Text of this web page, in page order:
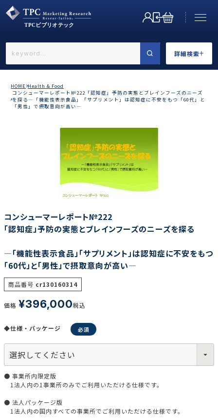
詳細検索
←戻る
調査の種類で選ぶ
リセット
HOME Health & Food
コンシューマーレポート№222「認知症」予防の実態とブレインフーズのニーズ
を探る―「機能性表示食品」「サプリメント」は認知症に不安をもつ「60代」と
「男性」で摂取意向が高い―
コンシューマーレポート№222
「認知症」予防の実態とブレインフーズのニーズを探る
―「機能性表示食品」「サプリメント」は認知症に不安をもつ
「60代」と「男性」で摂取意向が高い―
商品番号 cr130160314
価格 ¥396,000税込
◆仕様・パッケージ
● 事業所内限定版
1法人内の1事業所のみでご利用いただける仕様です。
● 法人パッケージ版
1法人内の国内すべての事業所でご利用いただける仕様です。